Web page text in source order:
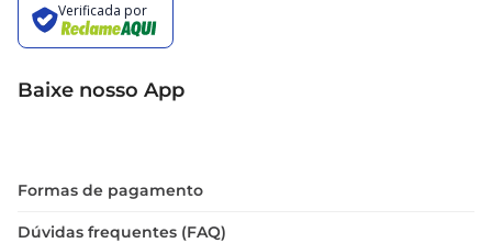
Baixe nosso App
Formas de pagamento
Dúvidas frequentes (FAQ)